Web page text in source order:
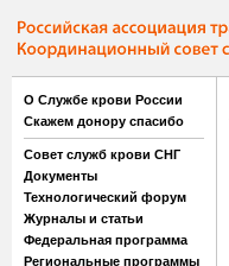
О Службе крови России
Скажем донору спасибо
Совет служб крови СНГ
Документы
Технологический форум
Журналы и статьи
Федеральная программа
Региональные программы